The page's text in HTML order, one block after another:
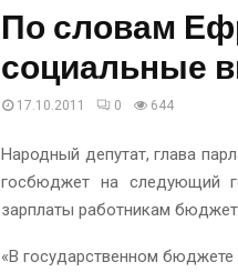
По словам
социальные
17.10.2011 0 644
Народный депутат, глава
госбюджет на следующий
зарплаты работникам
«В государственном